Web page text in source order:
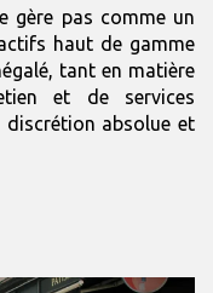
gère pas comme un
haut de gamme
tant en matière
et de services
discrétion absolue et